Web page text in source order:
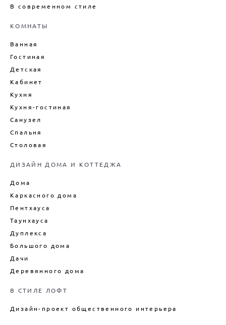
ДИЗАЙН ИНТЕРЬЕРА ДАЧИ
ПОДБОР МЕБЕЛИ ДЛЯ ИНТЕРЬЕРА
ВАННОЙ
ГОСТИНОЙ
ЦЕНЫ НА ПРОЕКТИРОВАНИЕ
В современном стиле
КОМНАТЫ
Ванная
Гостиная
Детская
Кабинет
Кухня
Кухня-гостиная
Санузел
Спальня
Столовая
ДИЗАЙН ДОМА И КОТТЕДЖА
Дома
Каркасного дома
Пентхауса
Таунхауса
Дуплекса
Большого дома
Дачи
Деревянного дома
В СТИЛЕ ЛОФТ
Дизайн-проект общественного интерьера